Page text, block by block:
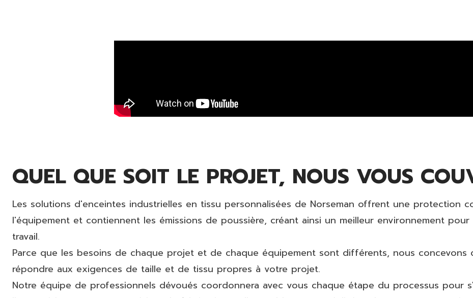
QUEL QUE SOIT LE PROJET, NOUS VOUS
Les solutions d'enceintes industrielles en tissu personnalisées de Norseman offrent une protection
l'équipement et contiennent les émissions de poussière, créant ainsi un meilleur environnement
travail.
Parce que les besoins de chaque projet et de chaque équipement sont différents, nous concevons
répondre aux exigences de taille et de tissu propres à votre projet.
Notre équipe de professionnels dévoués coordonnera avec vous chaque étape du processus pour